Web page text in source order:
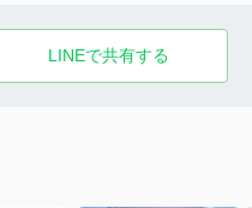
LINEで共有する